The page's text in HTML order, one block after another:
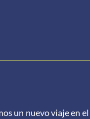
un nuevo viaje en